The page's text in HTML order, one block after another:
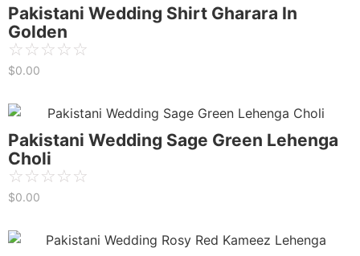
Pakistani Wedding Shirt Gharara In
Golden
☆☆☆☆☆
$0.00
Pakistani Wedding Sage Green Lehenga
Choli
☆☆☆☆☆
$0.00